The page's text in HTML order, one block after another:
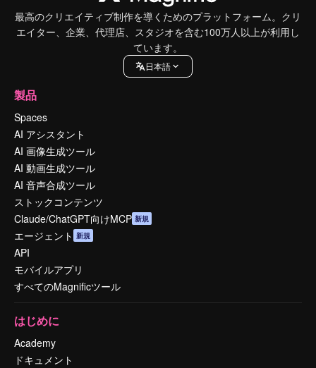
最高のクリエイティブ制作を導くためのプラットフォーム。クリ
エイター、企業、代理店、スタジオを含む100万人以上が利用し
ています。
日本語
製品
Spaces
AI アシスタント
AI 画像生成ツール
AI 動画生成ツール
AI 音声合成ツール
ストックコンテンツ
Claude/ChatGPT向けMCP 新規
エージェント 新規
API
モバイルアプリ
すべてのMagnificツール
はじめに
Academy
ドキュメント